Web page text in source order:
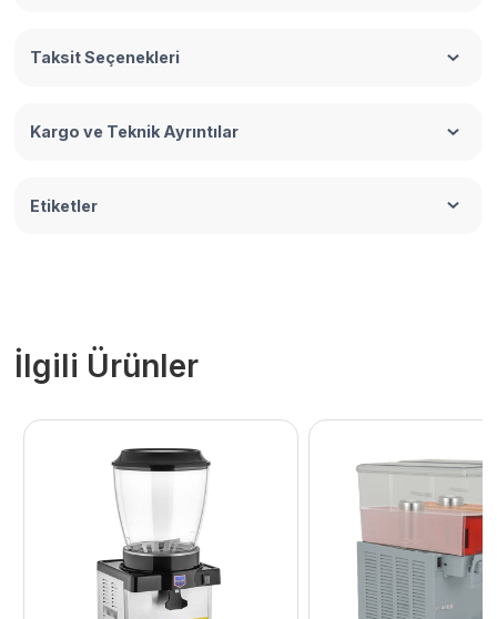
Taksit Seçenekleri
Kargo ve Teknik Ayrıntılar
Etiketler
İlgili Ürünler